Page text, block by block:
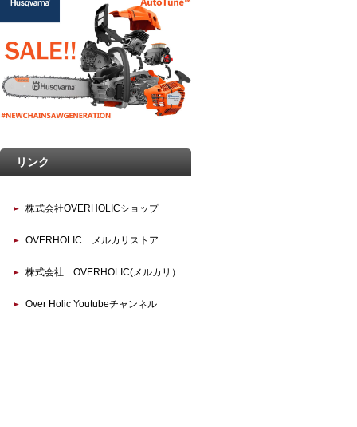
リンク
株式会社OVERHOLICショップ
OVERHOLIC メルカリストア
株式会社 OVERHOLIC(メルカリ）
Over Holic Youtubeチャンネル